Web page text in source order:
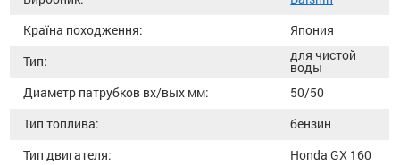
Країна походження:
Япония
Тип:
для чистой
воды
Диаметр патрубков вх/вых мм:
50/50
Тип топлива:
бензин
Тип двигателя:
Honda GX 160